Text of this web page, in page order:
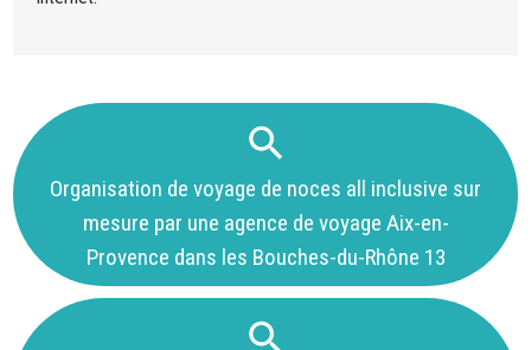
Organisation de voyage de noces all inclusive sur
mesure par une agence de voyage Aix-en-
Provence dans les Bouches-du-Rhône 13